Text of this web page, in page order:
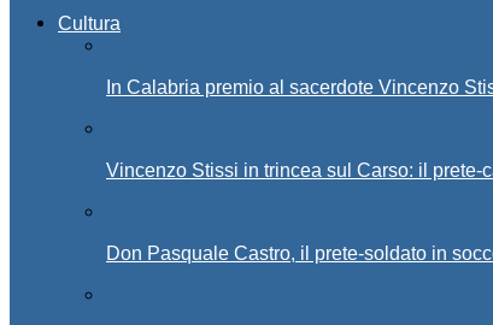
Cultura
In Calabria premio al sacerdote Vincenzo
Vincenzo Stissi in trincea sul Carso: il prete-
Don Pasquale Castro, il prete-soldato in